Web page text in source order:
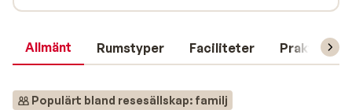
Allmänt Rumstyper Faciliteter Praktisk
Populärt bland resesällskap: familj